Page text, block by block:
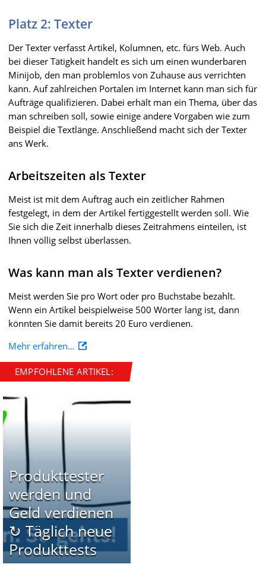
Platz 2: Texter
Der Texter verfasst Artikel, Kolumnen, etc. fürs Web. Auch
bei dieser Tätigkeit handelt es sich um einen wunderbaren
Minijob, den man problemlos von Zuhause aus verrichten
kann. Auf zahlreichen Portalen im Internet kann man sich für
Aufträge qualifizieren. Dabei erhält man ein Thema, über das
man schreiben soll, sowie einige andere Vorgaben wie zum
Beispiel die Textlänge. Anschließend macht sich der Texter
ans Werk.
Arbeitszeiten als Texter
Meist ist mit dem Auftrag auch ein zeitlicher Rahmen
festgelegt, in dem der Artikel fertiggestellt werden soll. Wie
Sie sich die Zeit innerhalb dieses Zeitrahmens einteilen, ist
Ihnen völlig selbst überlassen.
Was kann man als Texter verdienen?
Meist werden Sie pro Wort oder pro Buchstabe bezahlt.
Wenn ein Artikel beispielweise 500 Wörter lang ist, dann
könnten Sie damit bereits 20 Euro verdienen.
Mehr erfahren…
EMPFOHLENE ARTIKEL:
Produkttester
werden und
Geld verdienen
↻ Täglich neue
Produkttests